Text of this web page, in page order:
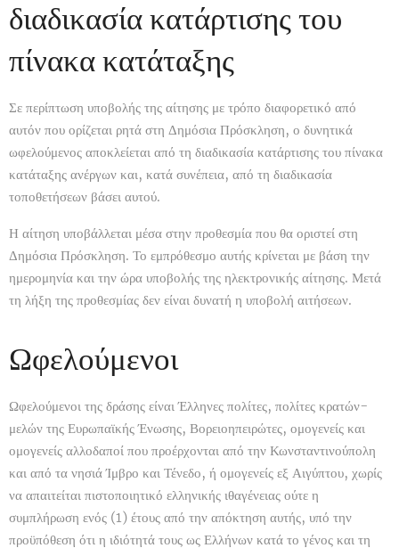
διαδικασία κατάρτισης του
πίνακα κατάταξης
Σε περίπτωση υποβολής της αίτησης με τρόπο διαφορετικό από
αυτόν που ορίζεται ρητά στη Δημόσια Πρόσκληση, ο δυνητικά
ωφελούμενος αποκλείεται από τη διαδικασία κατάρτισης του πίνακα
κατάταξης ανέργων και, κατά συνέπεια, από τη διαδικασία
τοποθετήσεων βάσει αυτού.
Η αίτηση υποβάλλεται μέσα στην προθεσμία που θα οριστεί στη
Δημόσια Πρόσκληση. Το εμπρόθεσμο αυτής κρίνεται με βάση την
ημερομηνία και την ώρα υποβολής της ηλεκτρονικής αίτησης. Μετά
τη λήξη της προθεσμίας δεν είναι δυνατή η υποβολή αιτήσεων.
Ωφελούμενοι
Ωφελούμενοι της δράσης είναι Έλληνες πολίτες, πολίτες κρατών-
μελών της Ευρωπαϊκής Ένωσης, Βορειοηπειρώτες, ομογενείς και
ομογενείς αλλοδαποί που προέρχονται από την Κωνσταντινούπολη
και από τα νησιά Ίμβρο και Τένεδο, ή ομογενείς εξ Αιγύπτου, χωρίς
να απαιτείται πιστοποιητικό ελληνικής ιθαγένειας ούτε η
συμπλήρωση ενός (1) έτους από την απόκτηση αυτής, υπό την
προϋπόθεση ότι η ιδιότητά τους ως Ελλήνων κατά το γένος και τη